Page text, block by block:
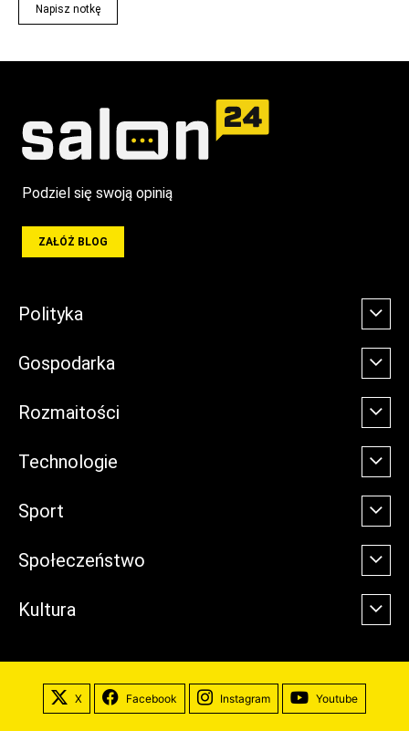
Napisz notkę
Podziel się swoją opinią
ZAŁÓŻ BLOG
Polityka
Gospodarka
Rozmaitości
Technologie
Sport
Społeczeństwo
Kultura
X Facebook Instagram Youtube